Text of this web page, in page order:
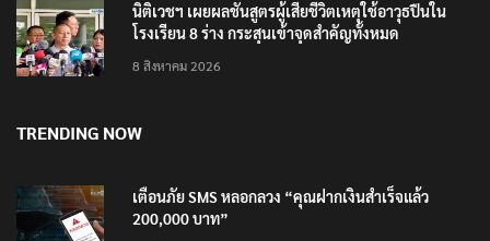
นิติเวชฯ เผยผลชันสูตรผู้เสียชีวิตเหตุใช้อาวุธปืนใน
โรงเรียน 8 ร่าง กระสุนเข้าจุดสำคัญทั้งหมด
8 สิงหาคม 2026
TRENDING NOW
เตือนภัย SMS หลอกลวง “คุณฝากเงินสำเร็จแล้ว
200,000 บาท”